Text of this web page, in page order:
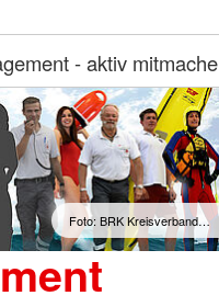
- aktiv
Foto: BRK Kreisverband…